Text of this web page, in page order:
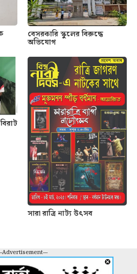
বেসরকারি স্কুলের বিরুদ্ধে
অভিযোগ
সারা রাত্রি নাট্য উৎসব
Advertisement---